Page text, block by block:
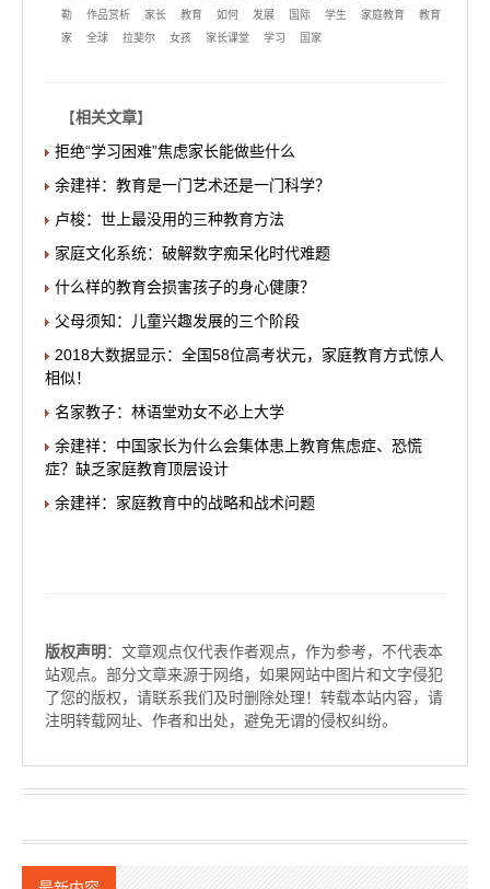
勒
作品赏析 家长 教育 如何 发展 国际 学生 家庭教育
教育
家
全球 拉斐尔 女孩 家长课堂 学习 国家
【相关文章】
拒绝“学习困难”焦虑家长能做些什么
余建祥：教育是一门艺术还是一门科学？
卢梭：世上最没用的三种教育方法
家庭文化系统：破解数字痴呆化时代难题
什么样的教育会损害孩子的身心健康？
父母须知：儿童兴趣发展的三个阶段
2018大数据显示：全国58位高考状元，家庭教育方式惊人
相似！
名家教子：林语堂劝女不必上大学
余建祥：中国家长为什么会集体患上教育焦虑症、恐慌
症？缺乏家庭教育顶层设计
余建祥：家庭教育中的战略和战术问题
版权声明 ：文章观点仅代表作者观点，作为参考，不代表本
站观点。部分文章来源于网络，如果网站中图片和文字侵犯
了您的版权，请联系我们及时删除处理！转载本站内容，请
注明转载网址、作者和出处，避免无谓的侵权纠纷。